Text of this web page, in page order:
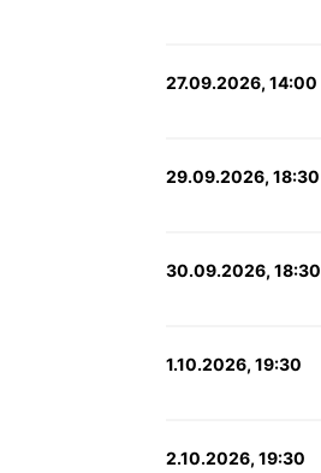
27.09.2026, 14:00
29.09.2026, 18:30
30.09.2026, 18:30
1.10.2026, 19:30
2.10.2026, 19:30